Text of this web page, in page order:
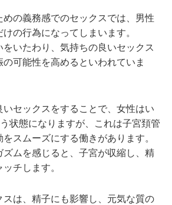
めの義務感でのセックスでは、男性
の行為になってしまいます。
いたわり、気持ちの良いセックス
可能性を高めるといわれていま
セックスをすることで、女性はい
状態になりますが、これは子宮頚管
スムーズにする働きがあります。
ズムを感じると、子宮が収縮し、精
チします。
は、精子にも影響し、元気な質の